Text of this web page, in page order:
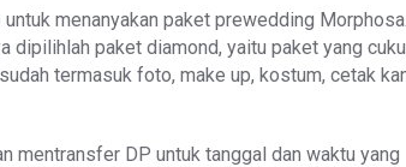
menanyakan paket prewedding Morphosa.
dipilihlah paket diamond, yaitu paket yang
termasuk foto, make up, kostum, cetak
mentransfer DP untuk tanggal dan waktu yang